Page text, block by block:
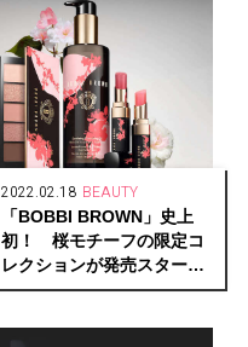
2022.02.18 BEAUTY
「BOBBI BROWN」史上
初！ 桜モチーフの限定コ
レクションが発売スター
ト。